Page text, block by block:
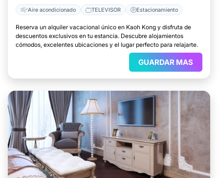
Aire acondicionado TELEVISOR Estacionamiento
Reserva un alquiler vacacional único en Kaoh Kong y disfruta de
descuentos exclusivos en tu estancia. Descubre alojamientos
cómodos, excelentes ubicaciones y el lugar perfecto para relajarte.
GUARDAR MAS